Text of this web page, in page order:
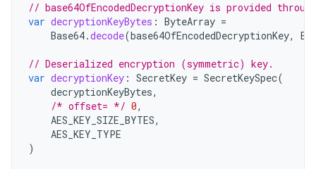
// base64OfEncodedDecryptionKey is provided
var decryptionKeyBytes : ByteArray =
Base64.decode(base64OfEncodedDecryptionKey,
// Deserialized encryption (symmetric) key.
var decryptionKey : SecretKey = SecretKeySpec(
decryptionKeyBytes,
/* offset= */ 0,
AES_KEY_SIZE_BYTES,
AES_KEY_TYPE
)